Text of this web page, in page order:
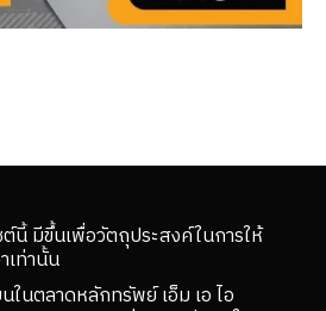
นี้ มีขึ้นเพื่อวัตถุประสงค์ในการให้
เท่านั้น
นตลาดหลักทรัพย์ เอ็ม เอ ไอ